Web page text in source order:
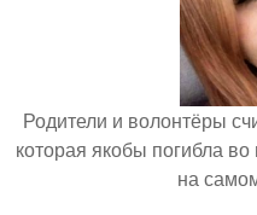
Родители и волонтёры
которая якобы погибла
на